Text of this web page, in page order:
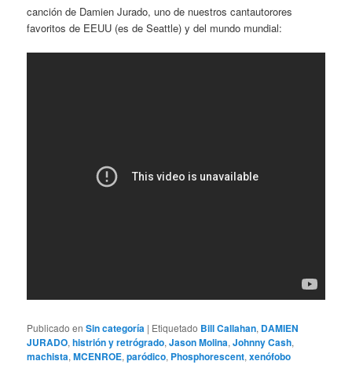
canción de Damien Jurado, uno de nuestros cantautorores
favoritos de EEUU (es de Seattle) y del mundo mundial:
Publicado en Sin categoría | Etiquetado Bill Callahan, DAMIEN
JURADO,histrión y retrógrado,Jason Molina,Johnny Cash,
machista,MCENROE,paródico, Phosphorescent,xenófobo